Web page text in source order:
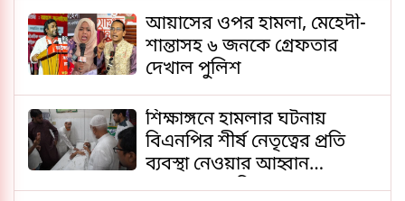
আয়াসের ওপর হামলা, মেহেদী-
শান্তাসহ ৬ জনকে গ্রেফতার
দেখাল পুলিশ
শিক্ষাঙ্গনে হামলার ঘটনায়
বিএনপির শীর্ষ নেতৃত্বের প্রতি
ব্যবস্থা নেওয়ার আহ্বান
জামায়াত আমিরের